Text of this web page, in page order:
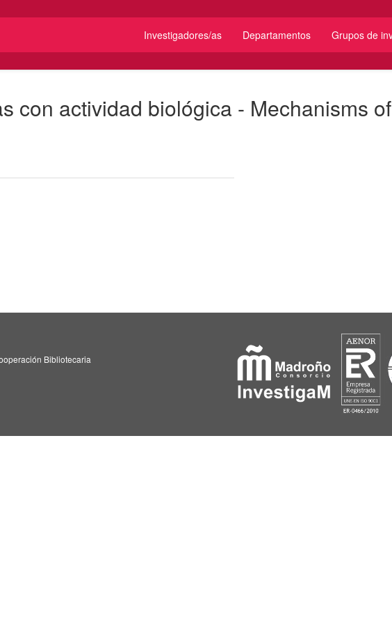
Investigadores/as Departamentos Grupos de
con actividad biológica - Mechanisms
Bibliotecaria